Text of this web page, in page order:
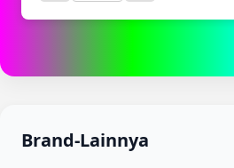
Brand-Lainnya